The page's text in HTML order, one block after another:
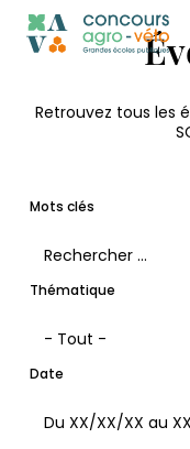
Retrouvez tous les
Filtrer les
Mots clés
Thématique
- Tout -
Date